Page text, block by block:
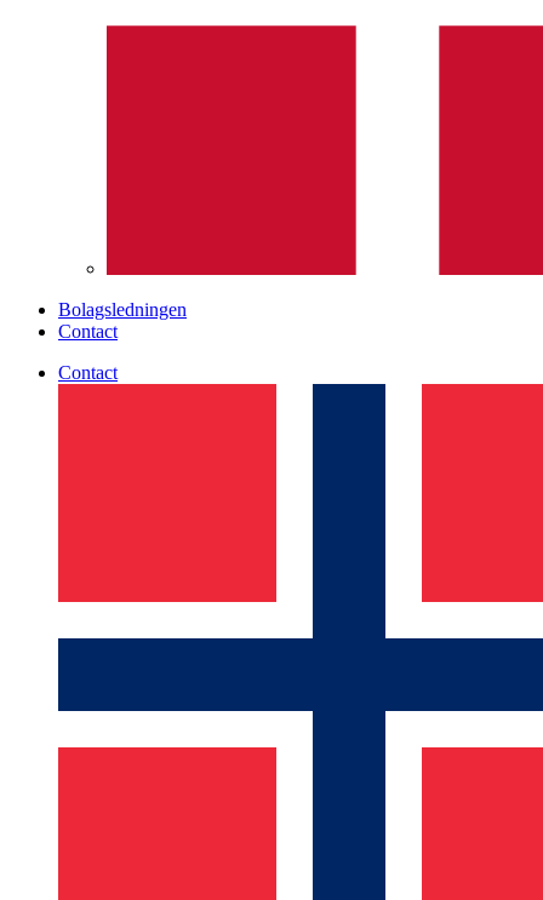
Bolagsledningen
Contact
Contact